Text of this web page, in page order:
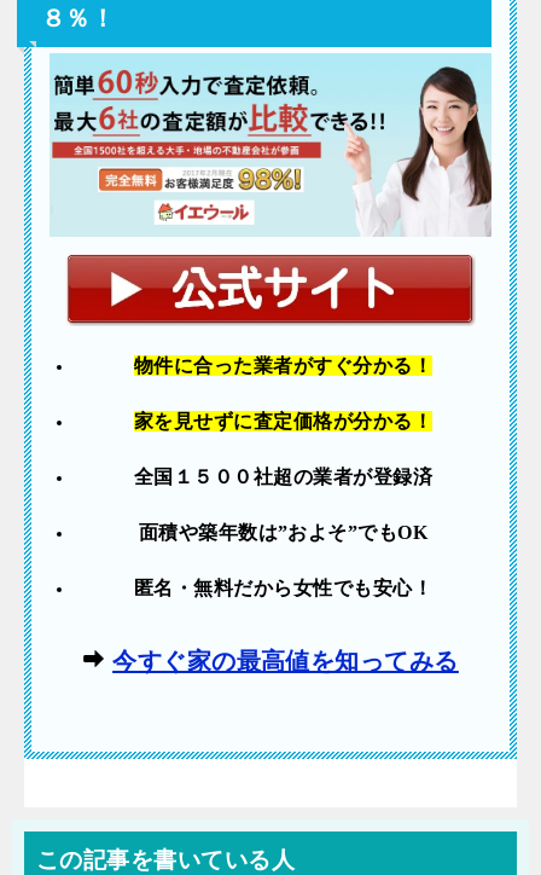
８％！
物件に合った業者がすぐ分かる！
家を見せずに査定価格が分かる！
全国１５００社超の業者が登録済
面積や築年数は”およそ”でもOK
匿名・無料だから女性でも安心！
今すぐ家の最高値を知ってみる
この記事を書いている人